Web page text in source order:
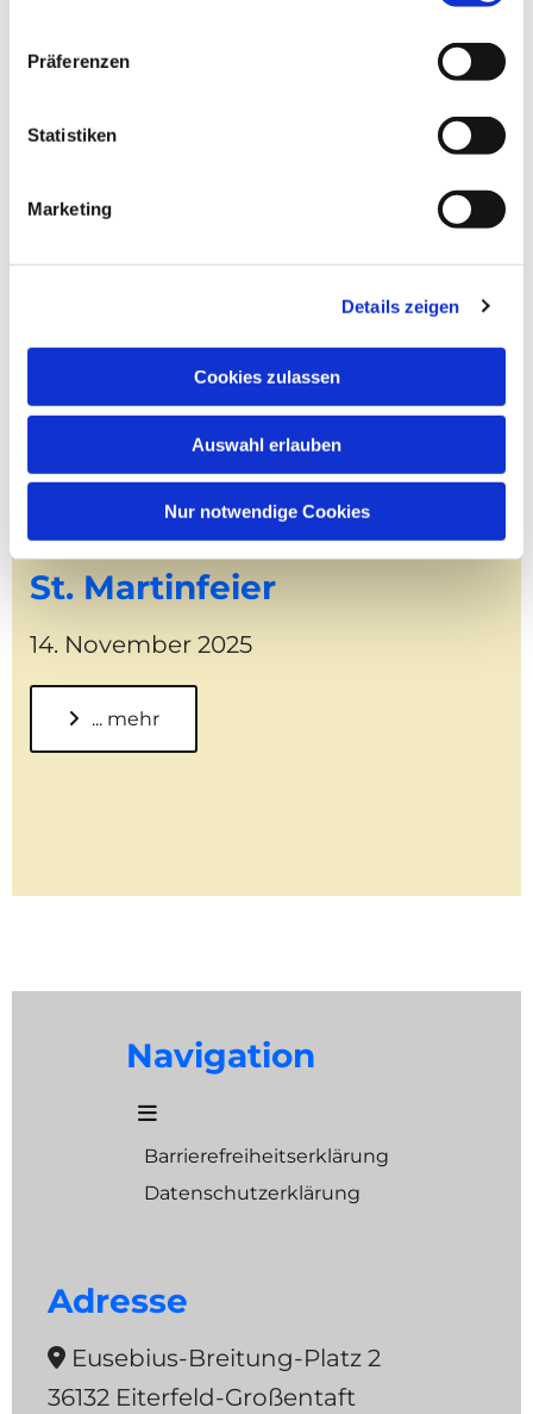
Präferenzen
Statistiken
Marketing
Details zeigen
Cookies zulassen
Auswahl erlauben
Nur notwendige Cookies
Veranstaltungen
St. Martinfeier
14. November 2025
... mehr
Navigation
Barrierefreiheitserklärung
Datenschutzerklärung
Adresse
 Eusebius-Breitung-Platz 2
36132 Eiterfeld-Großentaft